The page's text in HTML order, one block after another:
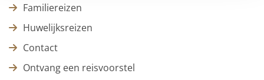
Familiereizen
Huwelijksreizen
Contact
Ontvang een reisvoorstel